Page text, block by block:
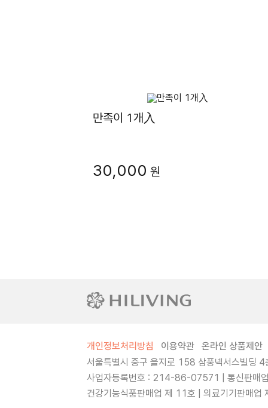
만족이 1개入
30,000 원
개인정보처리방침 이용약관
온라인 상품제안
서울특별시 중구 을지로 158 삼풍넥서스빌딩
사업자등록번호 : 214-86-07571 | 통신판매
건강기능식품판매업 제 11호 | 의료기기판매